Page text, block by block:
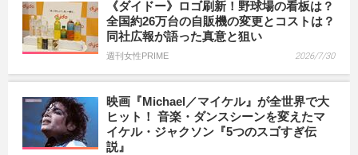
《ダイドー》ロゴ刷新！野球場の看板は？
全国約26万台の自販機の変更とコストは？
同社広報が語った真意と狙い
週刊女性PRIME 2026/7/30
映画『Michael／マイケル』が全世界で大
ヒット！ 音楽・ダンスシーンを変えたマ
イケル・ジャクソン『5つのスゴすぎ伝
説』